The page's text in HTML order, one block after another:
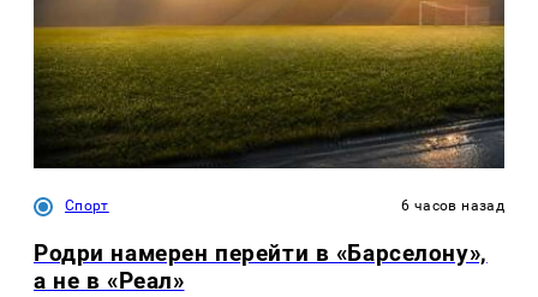
Спорт 6 часов назад
Родри намерен перейти в «Барселону»,
а не в «Реал»